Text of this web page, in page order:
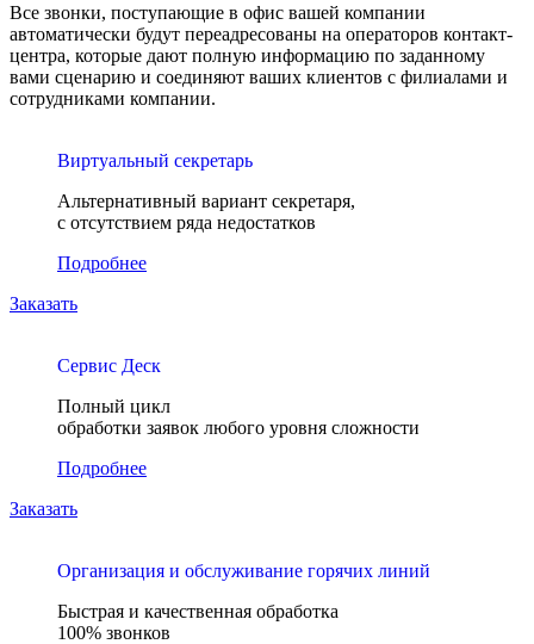
Все звонки, поступающие в офис вашей компании
автоматически будут переадресованы на операторов контакт-
центра, которые дают полную информацию по заданному
вами сценарию и соединяют ваших клиентов с филиалами и
сотрудниками компании.
Виртуальный секретарь
Альтернативный вариант секретаря,
с отсутствием ряда недостатков
Подробнее
Заказать
Сервис Деск
Полный цикл
обработки заявок любого уровня сложности
Подробнее
Заказать
Организация и обслуживание горячих линий
Быстрая и качественная обработка
100% звонков